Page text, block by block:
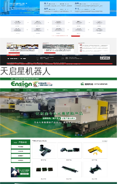
天启星机器人